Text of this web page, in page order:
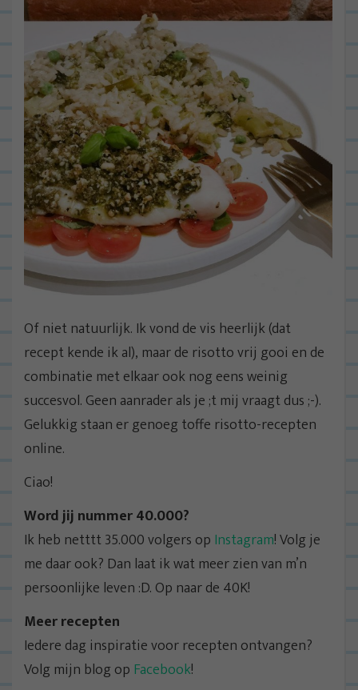
Of niet natuurlijk. Ik vond de vis heerlijk (dat
recept kende ik al), maar de risotto vrij gooi en de
combinatie met elkaar ook nog eens weinig
succesvol. Geen aanrader als je ;t mij vraagt dus ;-).
Gelukkig staan er genoeg toffe risotto-recepten
online.
Ciao!
Word jij nummer 40.000?
Ik heb netttt 35.000 volgers op Instagram! Volg je
me daar ook? Dan laat ik wat meer zien van m’n
persoonlijke leven :D. Op naar de 40K!
Meer recepten
Iedere dag inspiratie voor recepten ontvangen?
Volg mijn blog op Facebook!